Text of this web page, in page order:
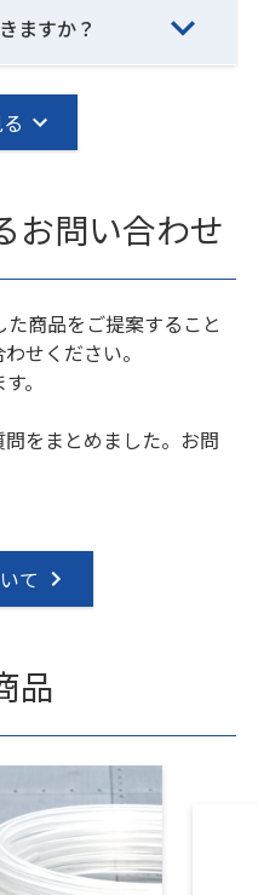
ますか？
お問い合わせ
商品をご提案すること
せください。
。
をまとめました。お問
て
品